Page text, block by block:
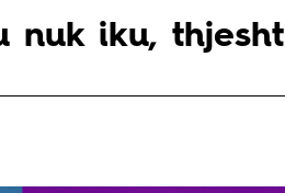
Kontakt
nuk iku, thjesht